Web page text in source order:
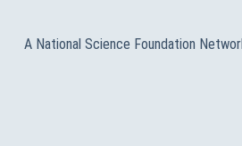
A National Science Foundation